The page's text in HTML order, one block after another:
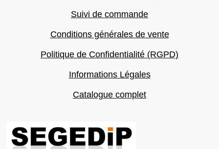
Suivi de commande
Conditions générales de vente
Politique de Confidentialité (RGPD)
Informations Légales
Catalogue complet